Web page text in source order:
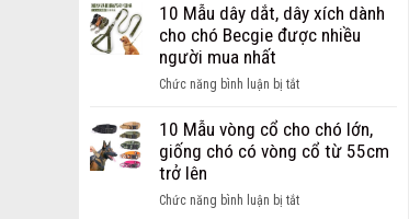
chọn
Dây
Dắt
cho
Hot
nhất
nay
toán
chi
cửa
thú
cưng
cho
10 Mẫu dây dắt, dây xích dành
cho chó Becgie được nhiều
người mua nhất
Chức năng bình luận bị tắtở
Mẫu
dây
xích
10 Mẫu vòng cổ cho chó lớn,
giống chó có vòng cổ từ 55cm
trở lên
Chức năng bình luận bị tắtở